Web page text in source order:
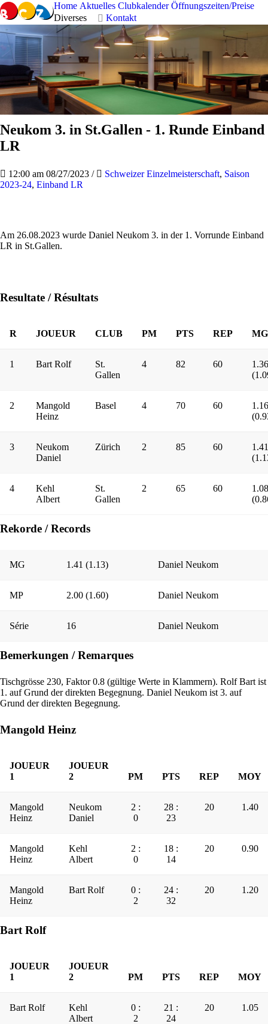
Home Aktuelles Clubkalender Öffnungszeiten/Preise
Diverses
Kontakt
Neukom 3. in St.Gallen - 1. Runde Einband
LR
12:00 am 08/27/2023 / Schweizer Einzelmeisterschaft, Saison
2023-24, Einband LR
Am 26.08.2023 wurde Daniel Neukom 3. in der 1. Vorrunde Einband
LR in St.Gallen.
Resultate / Résultats
R JOUEUR CLUB PM PTS REP MG
1 Bart Rolf
St.
Gallen
4 82 60
1.36
2
Mangold
Heinz
Basel 4 70 60
1.16
3
Neukom
Daniel
Zürich 2 85 60
1.41
4
Kehl
Albert
St.
Gallen
2 65 60
1.08
Rekorde / Records
MG 1.41 (1.13) Daniel Neukom
MP 2.00 (1.60) Daniel Neukom
Série 16 Daniel Neukom
Bemerkungen / Remarques
Tischgrösse 230, Faktor 0.8 (gültige Werte in Klammern). Rolf Bart ist
1. auf Grund der direkten Begegnung. Daniel Neukom ist 3. auf
Grund der direkten Begegnung.
Mangold Heinz
JOUEUR
1
JOUEUR
2
PM PTS REP MOY
Mangold
Heinz
Neukom
Daniel
2 :
0
28 :
23
20 1.40
Mangold
Heinz
Kehl
Albert
2 :
0
18 :
14
20 0.90
Mangold
Heinz
Bart Rolf
0 :
2
24 :
32
20 1.20
Bart Rolf
JOUEUR
1
JOUEUR
2
PM PTS REP MOY
Bart Rolf
Kehl
Albert
0 :
2
21 :
24
20 1.05